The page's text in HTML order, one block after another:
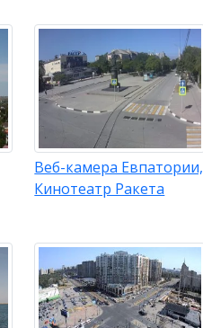
Веб-камера Евпатории,
Кинотеатр Ракета